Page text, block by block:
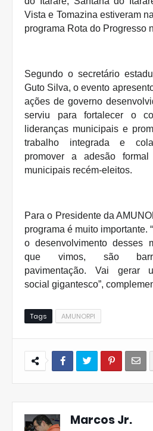
Vista e Tomazina estiveram
programa Rota do Progresso
Segundo o secretário
Guto Silva, o evento
ações de governo
serviu para fortalecer o
lideranças municipais e
trabalho integrada e
promover a adesão
municipais recém-eleitos.
Para o Presidente da
programa é muito importante.
o desenvolvimento desses
que vimos, são
pavimentação. Vai gerar
social gigantesco”,
Tags AMUNORPI
Marcos Jr.